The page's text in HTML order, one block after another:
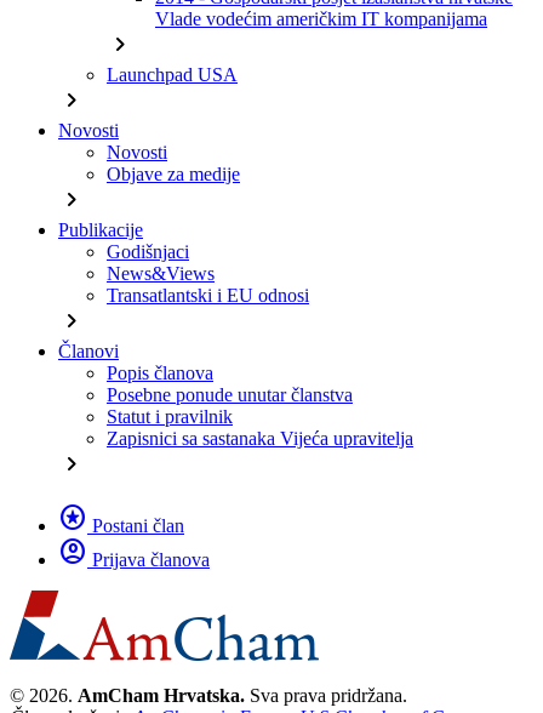
Vlade vodećim američkim IT kompanijama
chevron_right
Launchpad USA
chevron_right
Novosti
Novosti
Objave za medije
chevron_right
Publikacije
Godišnjaci
News&Views
Transatlantski i EU odnosi
chevron_right
Članovi
Popis članova
Posebne ponude unutar članstva
Statut i pravilnik
Zapisnici sa sastanaka Vijeća upravitelja
chevron_right
stars Postani član
account_circle Prijava članova
© 2026. AmCham Hrvatska. Sva prava pridržana.